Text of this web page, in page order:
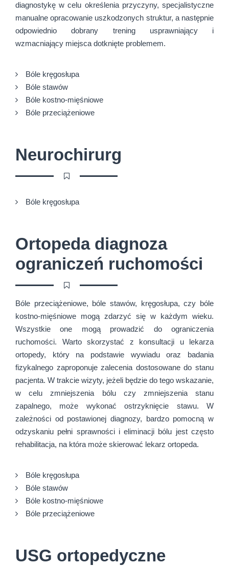
diagnostykę w celu określenia przyczyny, specjalistyczne
manualne opracowanie uszkodzonych struktur, a następnie
odpowiednio dobrany trening usprawniający i
wzmacniający miejsca dotknięte problemem.
Bóle kręgosłupa
Bóle stawów
Bóle kostno-mięśniowe
Bóle przeciążeniowe
Neurochirurg
Bóle kręgosłupa
Ortopeda diagnoza
ograniczeń ruchomości
Bóle przeciążeniowe, bóle stawów, kręgosłupa, czy bóle
kostno-mięśniowe mogą zdarzyć się w każdym wieku.
Wszystkie one mogą prowadzić do ograniczenia
ruchomości. Warto skorzystać z konsultacji u lekarza
ortopedy, który na podstawie wywiadu oraz badania
fizykalnego zaproponuje zalecenia dostosowane do stanu
pacjenta. W trakcie wizyty, jeżeli będzie do tego wskazanie,
w celu zmniejszenia bólu czy zmniejszenia stanu
zapalnego, może wykonać ostrzyknięcie stawu. W
zależności od postawionej diagnozy, bardzo pomocną w
odzyskaniu pełni sprawności i eliminacji bólu jest często
rehabilitacja, na która może skierować lekarz ortopeda.
Bóle kręgosłupa
Bóle stawów
Bóle kostno-mięśniowe
Bóle przeciążeniowe
USG ortopedyczne